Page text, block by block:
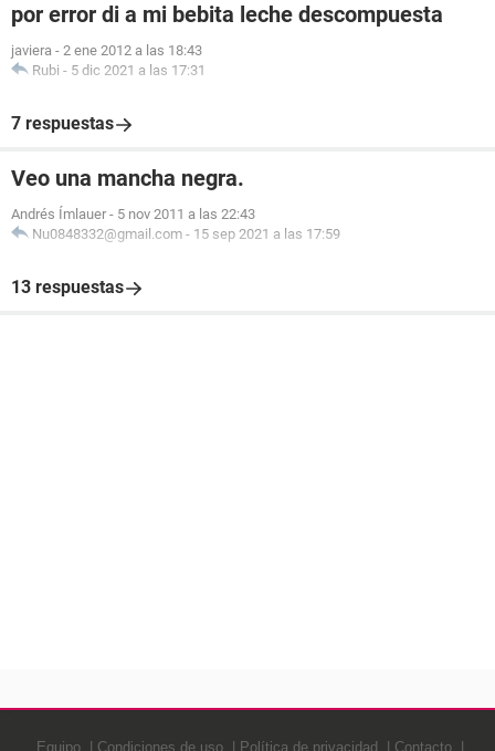
por error di a mi bebita leche descompuesta
javiera - 2 ene 2012 a las 18:43
Rubi - 5 dic 2021 a las 17:31
7 respuestas
Veo una mancha negra.
Andrés Ímlauer - 5 nov 2011 a las 22:43
Nu0848332@gmail.com - 15 sep 2021 a las 17:59
13 respuestas
Equipo Condiciones de uso Política de privacidad Contacto